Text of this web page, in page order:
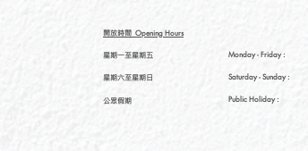
開放時間 Opening Hours
星期一至星期五
星期六至星期日
公眾假期
Monday - Friday :
Saturday- Sunday :
Public Holiday :